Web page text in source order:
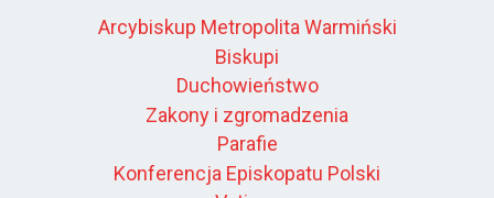
Arcybiskup Metropolita Warmiński
Biskupi
Duchowieństwo
Zakony i zgromadzenia
Parafie
Konferencja Episkopatu Polski